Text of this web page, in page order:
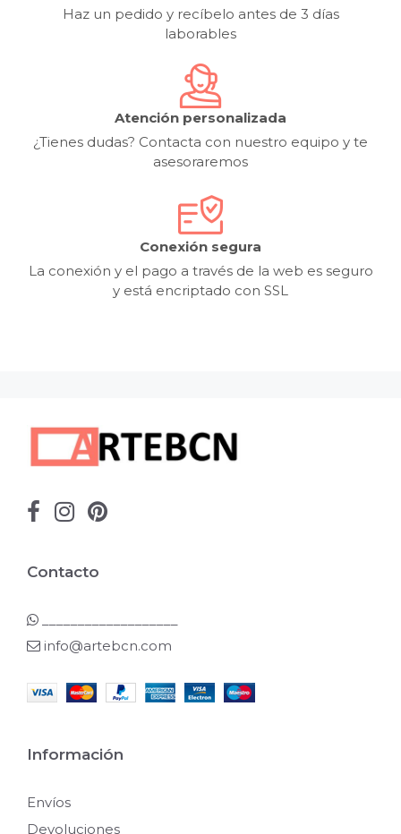
Haz un pedido y recíbelo antes de 3 días
laborables
Atención personalizada
¿Tienes dudas? Contacta con nuestro equipo y te
asesoraremos
Conexión segura
La conexión y el pago a través de la web es seguro
y está encriptado con SSL
Contacto
info@artebcn.com
Información
Envíos
Devoluciones